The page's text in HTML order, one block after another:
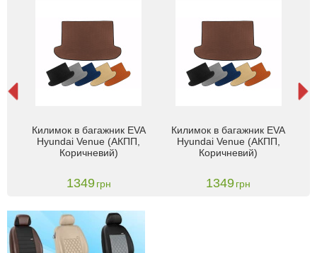
Килимок в багажник EVA
Hyundai Venue (АКПП,
Коричневий)
1349 грн
Килимок в багажник EVA
Hyundai Venue (АКПП,
Коричневий)
1349грн